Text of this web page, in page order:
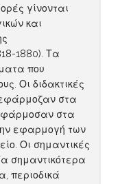
γίνονται
και
1880). Τα
που
Οι διδακτικές
στα
στα
εφαρμογή των
Οι σημαντικές
σημαντικότερα
περιοδικά